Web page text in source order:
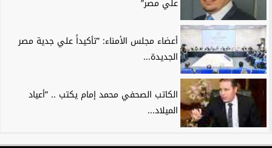
أعضاء مجلس الأمناء: ”تأكيداً علي جدية مصر
الجديدة...
الكاتب الصحفي محمد إمام يكتب .. ”أعياد
الميلاد...